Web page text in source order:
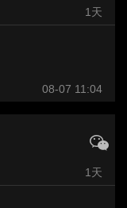
1天
08-07 11:04
1天